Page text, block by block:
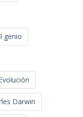
genio
Darwin